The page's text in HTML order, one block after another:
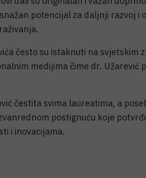
potencijal za daljnji razvoj i
često su istaknuti na svjetskim
medijima čime dr. Užarević
čestita svima laureatima, a
postignuću koje
i inovacijama.